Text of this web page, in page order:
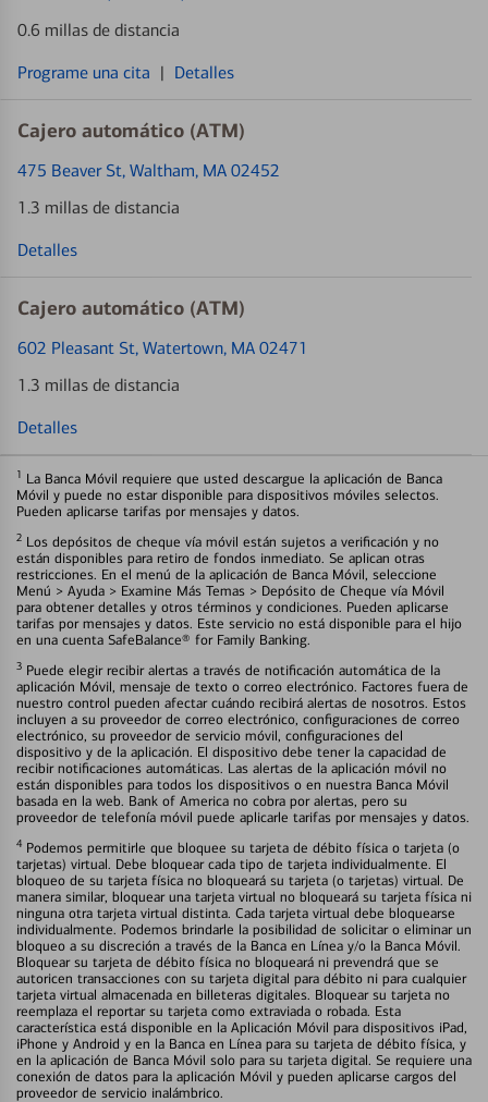
0.6 millas de distancia
Programe una cita | Detalles
Cajero automático (ATM)
475 Beaver St, Waltham, MA 02452
1.3 millas de distancia
Detalles
Cajero automático (ATM)
602 Pleasant St, Watertown, MA 02471
1.3 millas de distancia
Detalles
1 La Banca Móvil requiere que usted descargue la aplicación de Banca
Móvil y puede no estar disponible para dispositivos móviles selectos.
Pueden aplicarse tarifas por mensajes y datos.
2 Los depósitos de cheque vía móvil están sujetos a verificación y no
están disponibles para retiro de fondos inmediato. Se aplican otras
restricciones. En el menú de la aplicación de Banca Móvil, seleccione
Menú > Ayuda > Examine Más Temas > Depósito de Cheque vía Móvil
para obtener detalles y otros términos y condiciones. Pueden aplicarse
tarifas por mensajes y datos. Este servicio no está disponible para el hijo
en una cuenta SafeBalance® for Family Banking.
3 Puede elegir recibir alertas a través de notificación automática de la
aplicación Móvil, mensaje de texto o correo electrónico. Factores fuera de
nuestro control pueden afectar cuándo recibirá alertas de nosotros. Estos
incluyen a su proveedor de correo electrónico, configuraciones de correo
electrónico, su proveedor de servicio móvil, configuraciones del
dispositivo y de la aplicación. El dispositivo debe tener la capacidad de
recibir notificaciones automáticas. Las alertas de la aplicación móvil no
están disponibles para todos los dispositivos o en nuestra Banca Móvil
basada en la web. Bank of America no cobra por alertas, pero su
proveedor de telefonía móvil puede aplicarle tarifas por mensajes y datos.
4 Podemos permitirle que bloquee su tarjeta de débito física o tarjeta (o
tarjetas) virtual. Debe bloquear cada tipo de tarjeta individualmente. El
bloqueo de su tarjeta física no bloqueará su tarjeta (o tarjetas) virtual. De
manera similar, bloquear una tarjeta virtual no bloqueará su tarjeta física ni
ninguna otra tarjeta virtual distinta. Cada tarjeta virtual debe bloquearse
individualmente. Podemos brindarle la posibilidad de solicitar o eliminar un
bloqueo a su discreción a través de la Banca en Línea y/o la Banca Móvil.
Bloquear su tarjeta de débito física no bloqueará ni prevendrá que se
autoricen transacciones con su tarjeta digital para débito ni para cualquier
tarjeta virtual almacenada en billeteras digitales. Bloquear su tarjeta no
reemplaza el reportar su tarjeta como extraviada o robada. Esta
característica está disponible en la Aplicación Móvil para dispositivos iPad,
iPhone y Android y en la Banca en Línea para su tarjeta de débito física, y
en la aplicación de Banca Móvil solo para su tarjeta digital. Se requiere una
conexión de datos para la aplicación Móvil y pueden aplicarse cargos del
proveedor de servicio inalámbrico.